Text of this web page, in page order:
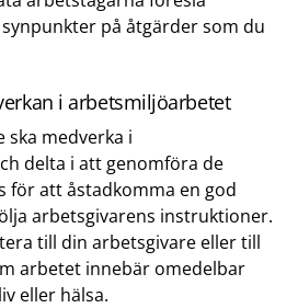
på åtgärder som du
i arbetsmiljöarbetet
ska medverka i
delta i att genomföra de
för att åstadkomma en god
arbetsgivarens instruktioner.
till din arbetsgivare eller till
arbetet innebär omedelbar
eller hälsa.